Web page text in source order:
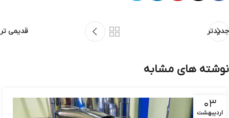
جدیدتر قدیمی تر
نوشته های مشابه
۰۳
اردیبهشت